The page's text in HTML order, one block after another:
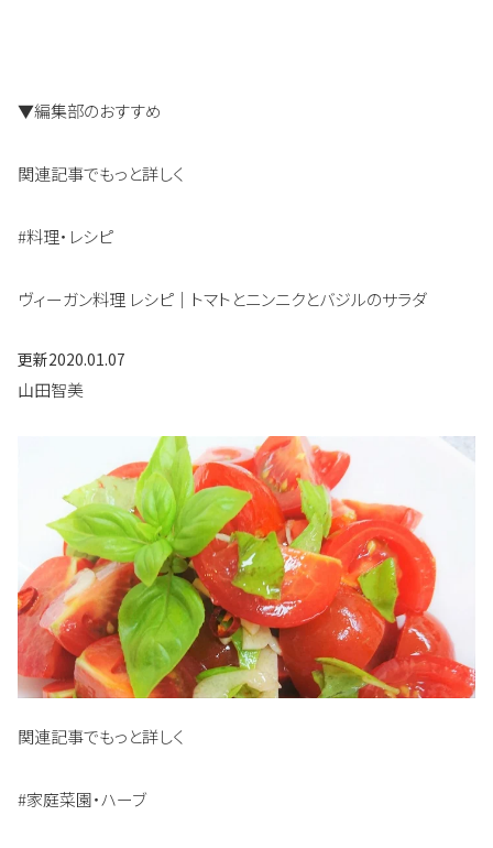
▼編集部のおすすめ
関連記事でもっと詳しく
#料理・レシピ
ヴィーガン料理 レシピ｜トマトとニンニクとバジルのサラダ
更新2020.01.07
山田智美
関連記事でもっと詳しく
#家庭菜園・ハーブ